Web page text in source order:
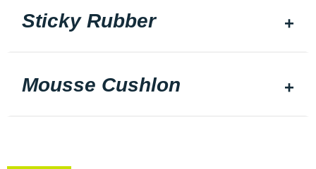
Sticky Rubber
Mousse Cushlon